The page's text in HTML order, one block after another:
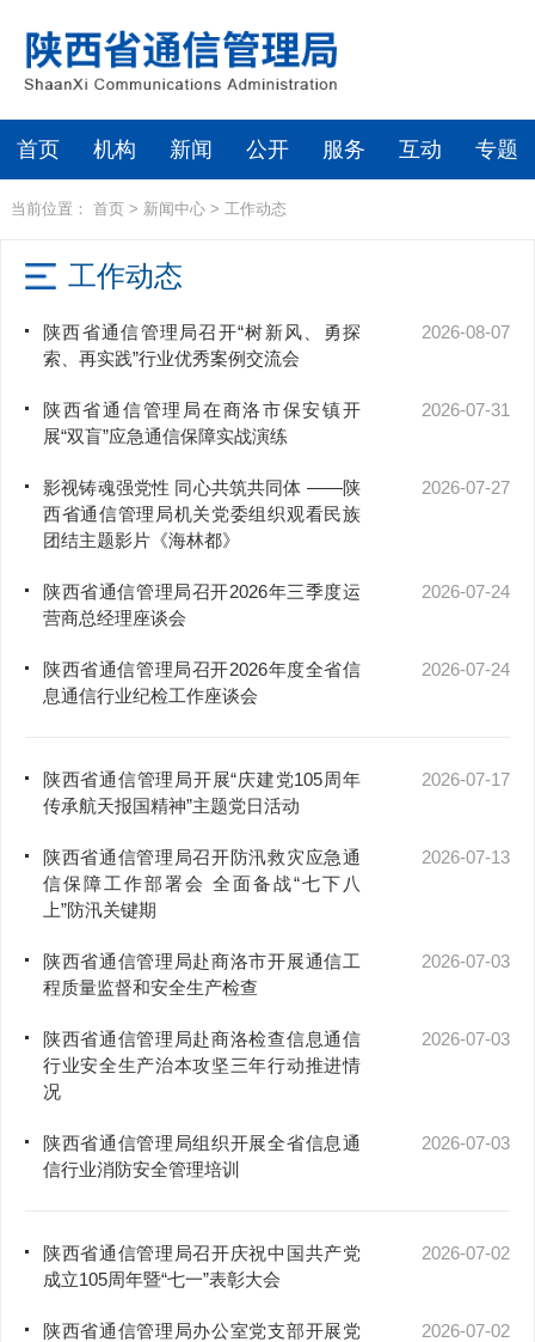
首页 机构 新闻 公开 服务 互动 专题
当前位置： 首页> 新闻中心> 工作动态
工作动态
陕西省通信管理局召开“树新风、勇探
索、再实践”行业优秀案例交流会
2026-08-07
陕西省通信管理局在商洛市保安镇开
展“双盲”应急通信保障实战演练
2026-07-31
影视铸魂强党性 同心共筑共同体 ——陕
西省通信管理局机关党委组织观看民族
团结主题影片《海林都》
2026-07-27
陕西省通信管理局召开2026年三季度运
营商总经理座谈会
2026-07-24
陕西省通信管理局召开2026年度全省信
息通信行业纪检工作座谈会
2026-07-24
陕西省通信管理局开展“庆建党105周年
传承航天报国精神”主题党日活动
2026-07-17
陕西省通信管理局召开防汛救灾应急通
信保障工作部署会 全面备战“七下八
上”防汛关键期
2026-07-13
陕西省通信管理局赴商洛市开展通信工
程质量监督和安全生产检查
2026-07-03
陕西省通信管理局赴商洛检查信息通信
行业安全生产治本攻坚三年行动推进情
况
2026-07-03
陕西省通信管理局组织开展全省信息通
信行业消防安全管理培训
2026-07-03
陕西省通信管理局召开庆祝中国共产党
成立105周年暨“七一”表彰大会
2026-07-02
陕西省通信管理局办公室党支部开展党
2026-07-02